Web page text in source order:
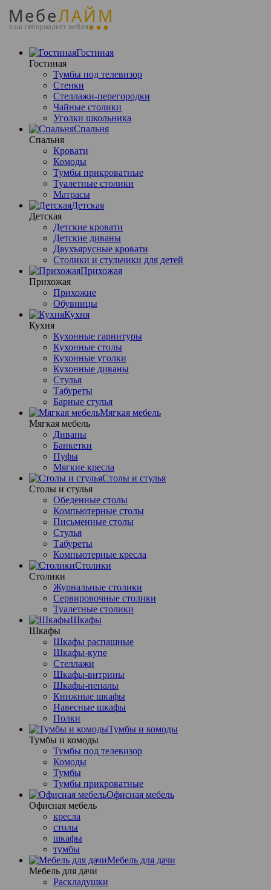
МебеЛАЙМ
ваш гипермаркет мебели
Гостиная
Гостиная
Тумбы под телевизор
Стенки
Стеллажи-перегородки
Чайные столики
Уголки школьника
Спальня
Спальня
Кровати
Комоды
Тумбы прикроватные
Туалетные столики
Матрасы
Детская
Детская
Детские кровати
Детские диваны
Двухъярусные кровати
Столики и стульчики для детей
Прихожая
Прихожая
Прихожие
Обувницы
Кухня
Кухня
Кухонные гарнитуры
Кухонные столы
Кухонные уголки
Кухонные диваны
Стулья
Табуреты
Барные стулья
Мягкая мебель
Мягкая мебель
Диваны
Банкетки
Пуфы
Мягкие кресла
Столы и стулья
Столы и стулья
Обеденные столы
Компьютерные столы
Письменные столы
Стулья
Табуреты
Компьютерные кресла
Столики
Столики
Журнальные столики
Сервировочные столики
Туалетные столики
Шкафы
Шкафы
Шкафы распашные
Шкафы-купе
Стеллажи
Шкафы-витрины
Шкафы-пеналы
Книжные шкафы
Навесные шкафы
Полки
Тумбы и комоды
Тумбы и комоды
Тумбы под телевизор
Комоды
Тумбы
Тумбы прикроватные
Офисная мебель
Офисная мебель
кресла
столы
шкафы
тумбы
Мебель для дачи
Мебель для дачи
Раскладушки